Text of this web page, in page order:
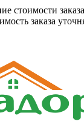
стоимости
заказа